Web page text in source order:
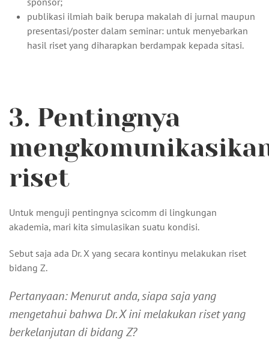
publikasi ilmiah baik berupa makalah di jurnal maupun
presentasi/poster dalam seminar: untuk menyebarkan
hasil riset yang diharapkan berdampak kepada sitasi.
3. Pentingnya
riset
Untuk menguji pentingnya scicomm di lingkungan
akademia, mari kita simulasikan suatu kondisi.
Sebut saja ada Dr. X yang secara kontinyu melakukan riset
bidang Z.
Pertanyaan: Menurut anda, siapa saja yang
mengetahui bahwa Dr. X ini melakukan riset yang
berkelanjutan di bidang Z?